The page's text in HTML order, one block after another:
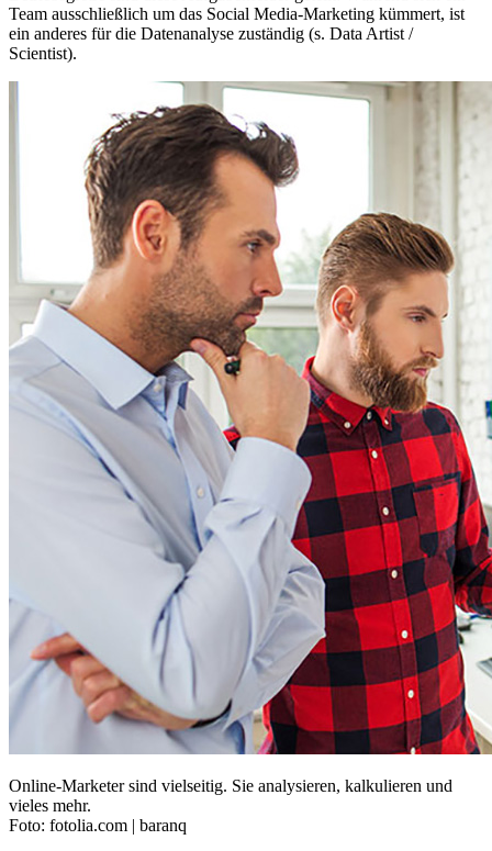
Team ausschließlich um das Social Media-Marketing kümmert, ist
ein anderes für die Datenanalyse zuständig (s. Data Artist /
Scientist).
Online-Marketer sind vielseitig. Sie analysieren, kalkulieren und
vieles mehr.
Foto: fotolia.com | baranq